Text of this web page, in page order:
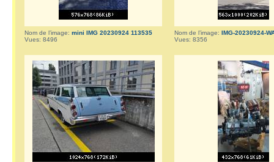
Nom de l’image: mini IMG 20230924 113535
Vues: 8496
Nom de l’image: IMG-20230924-
Vues: 8356